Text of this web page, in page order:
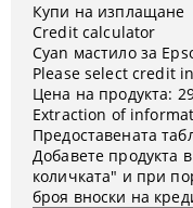
Купи на изплащане
Credit calculator
Cyan мастило за
Please select credit
Цена на продукта:
Extraction of
Предоставената
Добавете продукта
количката" и при
броя вноски на